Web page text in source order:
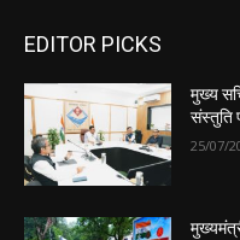
EDITOR PICKS
मुख्य
संस्तुति
25/07/